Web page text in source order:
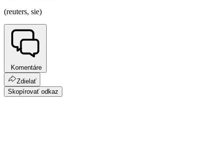
(reuters, sie)
Komentáre
Zdielať
Skopírovať odkaz